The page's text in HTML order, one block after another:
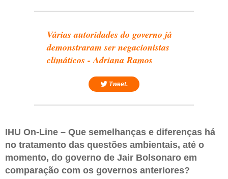
Várias autoridades do governo já
demonstraram ser negacionistas
climáticos - Adriana Ramos
Tweet.
IHU On-Line – Que semelhanças e diferenças há
no tratamento das questões ambientais, até o
momento, do governo de Jair Bolsonaro em
comparação com os governos anteriores?